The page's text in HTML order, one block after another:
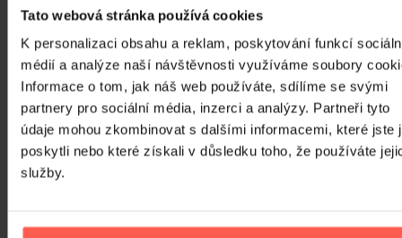
Tato webová stránka používá cookies
K personalizaci obsahu a reklam, poskytování funkcí
médií a analýze naší návštěvnosti využíváme soubory
Informace o tom, jak náš web používáte, sdílíme se svými
partnery pro sociální média, inzerci a analýzy. Partneři tyto
údaje mohou zkombinovat s dalšími informacemi, které jste
poskytli nebo které získali v důsledku toho, že používáte
služby.
DO KOŠÍKU